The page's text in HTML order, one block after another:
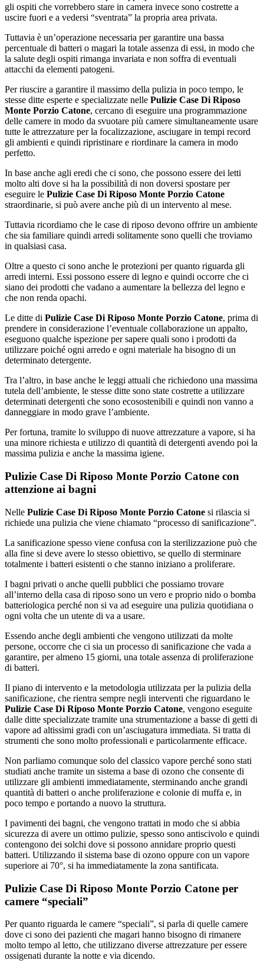
gli ospiti che vorrebbero stare in camera invece sono costrette a
uscire fuori e a vedersi “sventrata” la propria area privata.
Tuttavia è un’operazione necessaria per garantire una bassa
percentuale di batteri o magari la totale assenza di essi, in modo che
la salute degli ospiti rimanga invariata e non soffra di eventuali
attacchi da elementi patogeni.
Per riuscire a garantire il massimo della pulizia in poco tempo, le
stesse ditte esperte e specializzate nelle Pulizie Case Di Riposo
Monte Porzio Catone, cercano di eseguire una programmazione
delle camere in modo da svuotare più camere simultaneamente usare
tutte le attrezzature per la focalizzazione, asciugare in tempi record
gli ambienti e quindi ripristinare e riordinare la camera in modo
perfetto.
In base anche agli eredi che ci sono, che possono essere dei letti
molto alti dove si ha la possibilità di non doversi spostare per
eseguire le Pulizie Case Di Riposo Monte Porzio Catone
straordinarie, si può avere anche più di un intervento al mese.
Tuttavia ricordiamo che le case di riposo devono offrire un ambiente
che sia familiare quindi arredi solitamente sono quelli che troviamo
in qualsiasi casa.
Oltre a questo ci sono anche le protezioni per quanto riguarda gli
arredi interni. Essi possono essere di legno e quindi occorre che ci
siano dei prodotti che vadano a aumentare la bellezza del legno e
che non renda opachi.
Le ditte di Pulizie Case Di Riposo Monte Porzio Catone, prima di
prendere in considerazione l’eventuale collaborazione un appalto,
eseguono qualche ispezione per sapere quali sono i prodotti da
utilizzare poiché ogni arredo e ogni materiale ha bisogno di un
determinato detergente.
Tra l’altro, in base anche le leggi attuali che richiedono una massima
tutela dell’ambiente, le stesse ditte sono state costrette a utilizzare
determinati detergenti che sono ecosostenibili e quindi non vanno a
danneggiare in modo grave l’ambiente.
Per fortuna, tramite lo sviluppo di nuove attrezzature a vapore, si ha
una minore richiesta e utilizzo di quantità di detergenti avendo poi la
massima pulizia e anche la massima igiene.
Pulizie Case Di Riposo Monte Porzio Catone con
attenzione ai bagni
Nelle Pulizie Case Di Riposo Monte Porzio Catone si rilascia si
richiede una pulizia che viene chiamato “processo di sanificazione”.
La sanificazione spesso viene confusa con la sterilizzazione può che
alla fine si deve avere lo stesso obiettivo, se quello di sterminare
totalmente i batteri esistenti o che stanno iniziano a proliferare.
I bagni privati o anche quelli pubblici che possiamo trovare
all’interno della casa di riposo sono un vero e proprio nido o bomba
batteriologica perché non si va ad eseguire una pulizia quotidiana o
ogni volta che un utente di va a usare.
Essendo anche degli ambienti che vengono utilizzati da molte
persone, occorre che ci sia un processo di sanificazione che vada a
garantire, per almeno 15 giorni, una totale assenza di proliferazione
di batteri.
Il piano di intervento e la metodologia utilizzata per la pulizia della
sanificazione, che rientra sempre negli interventi che riguardano le
Pulizie Case Di Riposo Monte Porzio Catone, vengono eseguite
dalle ditte specializzate tramite una strumentazione a basse di getti di
vapore ad altissimi gradi con un’asciugatura immediata. Si tratta di
strumenti che sono molto professionali e particolarmente efficace.
Non parliamo comunque solo del classico vapore perché sono stati
studiati anche tramite un sistema a base di ozono che consente di
utilizzare gli ambienti immediatamente, sterminando anche grandi
quantità di batteri o anche proliferazione e colonie di muffa e, in
poco tempo e portando a nuovo la struttura.
I pavimenti dei bagni, che vengono trattati in modo che si abbia
sicurezza di avere un ottimo pulizie, spesso sono antiscivolo e quindi
contengono dei solchi dove si possono annidare proprio questi
batteri. Utilizzando il sistema base di ozono oppure con un vapore
superiore ai 70°, si ha immediatamente la zona santificata.
Pulizie Case Di Riposo Monte Porzio Catone per
camere “speciali”
Per quanto riguarda le camere “speciali”, si parla di quelle camere
dove ci sono dei pazienti che magari hanno bisogno di rimanere
molto tempo al letto, che utilizzano diverse attrezzature per essere
ossigenati durante la notte e via dicendo.